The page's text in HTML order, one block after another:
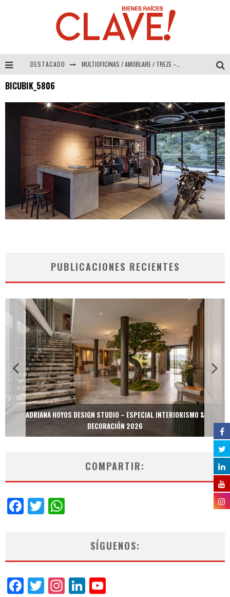
DESTACADO MULTIOFICINAS / AMOBLARE / TREZE – Especial Interiorismo & Decoración 2026
COLINEAL – Especial Interiorismo & Decoración 2026
ADRIANA HOYOS DESIGN STUDIO – Especial Interiorismo & Decoración 2026
BICUBIK_5806
PUBLICACIONES RECIENTES
ADRIANA HOYOS DESIGN STUDIO – ESPECIAL INTERIORISMO &
DECORACIÓN 2026
COMPARTIR:
Facebook
Twitter
SÍGUENOS:
Facebook
Twitter
Instagram
LinkedIn